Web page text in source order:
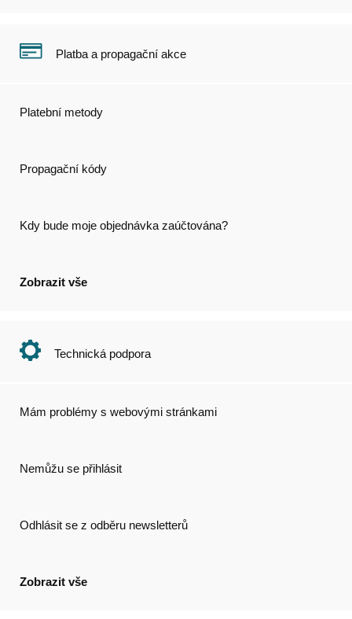
Platba a propagační akce
Platební metody
Propagační kódy
Kdy bude moje objednávka zaúčtována?
Zobrazit vše
Technická podpora
Mám problémy s webovými stránkami
Nemůžu se přihlásit
Odhlásit se z odběru newsletterů
Zobrazit vše